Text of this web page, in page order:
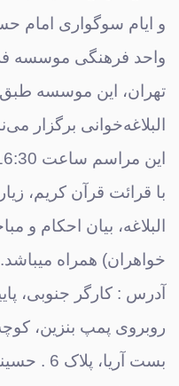
و ایام سوگواری امام
واحد فرهنگی موسسه
تهران، این موسسه طبق
البلاغه‌خوانی برگزار
با قرائت قرآن کریم،
البلاغه، بیان احکام و
خواهران) همراه میباشد.
آدرس : کارگر جنوبی،
روبروی پمپ بنزین،
بست